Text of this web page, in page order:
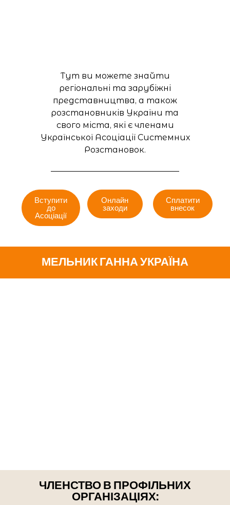
Тут ви можете знайти
регіональні та зарубіжні
представництва, а також
розстановників України та
свого міста, які є членами
Української Асоціації Системних
Розстановок.
Вступити
до
Асоціації
Онлайн
заходи
Сплатити
внесок
МЕЛЬНИК ГАННА УКРАЇНА
ЧЛЕНСТВО В ПРОФІЛЬНИХ
ОРГАНІЗАЦІЯХ: